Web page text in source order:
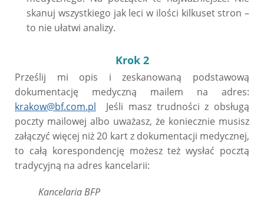
skanuj wszystkiego jak leci w ilości kilkuset stron –
to nie ułatwi analizy.
Krok 2
Prześlij mi opis i zeskanowaną podstawową
dokumentację medyczną mailem na adres:
krakow@bf.com.pl Jeśli masz trudności z obsługą
poczty mailowej albo uważasz, że koniecznie musisz
załączyć więcej niż 20 kart z dokumentacji medycznej,
to całą korespondencję możesz też wysłać pocztą
tradycyjną na adres kancelarii:
Kancelaria BFP